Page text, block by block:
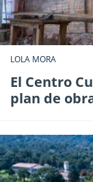
LOLA MORA
El Centro
plan de